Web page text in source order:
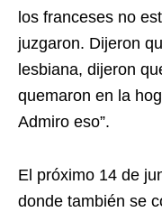
los franceses no
juzgaron. Dijeron
lesbiana, dijeron
quemaron en la
Admiro eso”.
El próximo 14 de
donde también se